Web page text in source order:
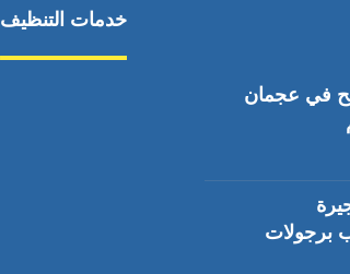
في عجمان
خدمات التنظيف